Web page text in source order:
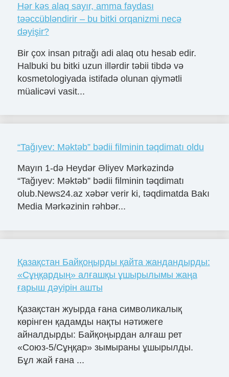
Hər kəs alaq sayır, amma faydası
təəccübləndirir – bu bitki orqanizmi necə
dəyişir?
Bir çox insan pıtrağı adi alaq otu hesab edir.
Halbuki bu bitki uzun illərdir təbii tibdə və
kosmetologiyada istifadə olunan qiymətli
müalicəvi vasit...
“Tağıyev: Məktəb” bədii filminin təqdimatı oldu
Mayın 1-də Heydər Əliyev Mərkəzində
“Tağıyev: Məktəb” bədii filminin təqdimatı
olub.News24.az xəbər verir ki, təqdimatda Bakı
Media Mərkəzinin rəhbər...
Қазақстан Байқоңырды қайта жандандырды:
«Сұңқардың» алғашқы ұшырылымы жаңа
ғарыш дәуірін ашты
Қазақстан жуырда ғана символикалық
көрінген қадамды нақты нәтижеге
айналдырды: Байқоңырдан алғаш рет
«Союз-5/Сұңқар» зымыраны ұшырылды.
Бұл жай ғана ...